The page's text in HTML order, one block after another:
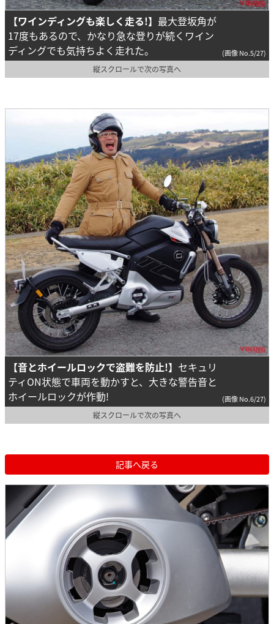
【ワインディングも楽しく走る!】 最大登坂角が
17度もあるので、かなり急な登りが続くワイン
ディングでも気持ちよく走れた。
(画像 No.5/27)
縦スクロールで次の写真へ
【音とホイールロックで盗難を防止!】 セキュリ
ティON状態で車両を動かすと、大きな警告音と
ホイールロックが作動!
(画像 No.6/27)
縦スクロールで次の写真へ
記事へ戻る